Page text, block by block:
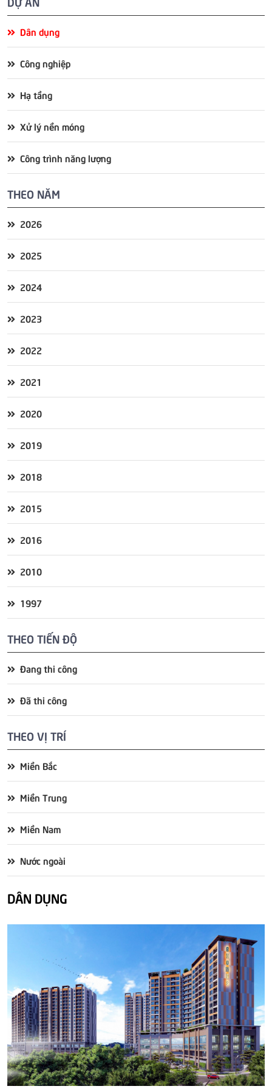
Dân dụng
Công nghiệp
Hạ tầng
Xử lý nền móng
Công trình năng lượng
THEO NĂM
2026
2025
2024
2023
2022
2021
2020
2019
2018
2015
2016
2010
1997
THEO TIẾN ĐỘ
Đang thi công
Đã thi công
THEO VỊ TRÍ
Miền Bắc
Miền Trung
Miền Nam
Nước ngoài
DÂN DỤNG